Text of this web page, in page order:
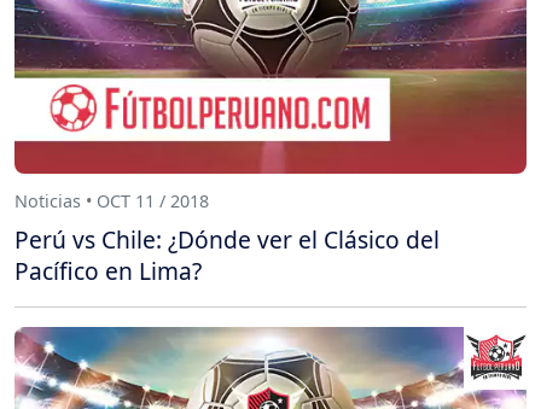
Noticias • OCT 11 / 2018
Perú vs Chile: ¿Dónde ver el Clásico del
Pacífico en Lima?